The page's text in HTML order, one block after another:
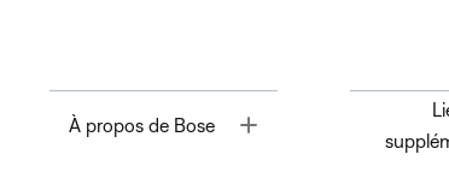
À propos de Bose Toggle